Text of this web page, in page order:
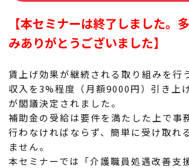
【本セミナーは終了しました。
みありがとうございました】
賃上げ効果が継続される取り組みを行
収入を3%程度（月額9000円）引き上
が閣議決定されました。
補助金の受給は要件を満たした上で事
行わなければならず、簡単に受け取れ
ません。
本セミナーでは「介護職員処遇改善支